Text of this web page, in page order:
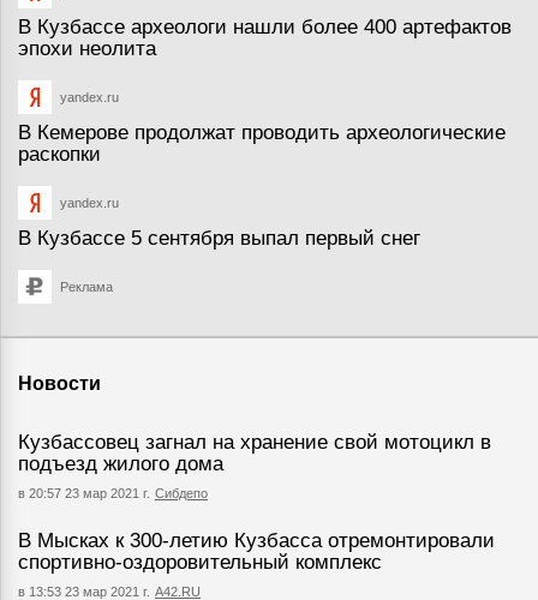
В Кузбассе археологи нашли более 400 артефактов
эпохи неолита
yandex.ru
В Кемерове продолжат проводить археологические
раскопки
yandex.ru
В Кузбассе 5 сентября выпал первый снег
Реклама
Новости
Кузбассовец загнал на хранение свой мотоцикл в
подъезд жилого дома
в 20:57 23 мар 2021 г. Сибдепо
В Мысках к 300-летию Кузбасса отремонтировали
спортивно-оздоровительный комплекс
в 13:53 23 мар 2021 г. А42.RU